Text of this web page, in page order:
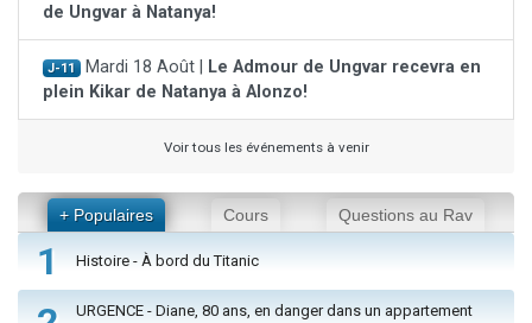
de Ungvar à Natanya!
J-11 Mardi 18 Août |
Le Admour de Ungvar recevra en
plein Kikar de Natanya à Alonzo!
Voir tous les événements à venir
+ Populaires Cours Questions au Rav
1 Histoire - À bord du Titanic
URGENCE - Diane, 80 ans, en danger dans un appartement